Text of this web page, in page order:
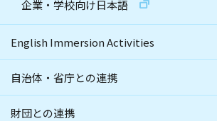
企業・学校向け日本語
English Immersion Activities
自治体・省庁との連携
財団との連携